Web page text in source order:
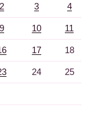
2 3 4
9 10 11
17 18
24 25